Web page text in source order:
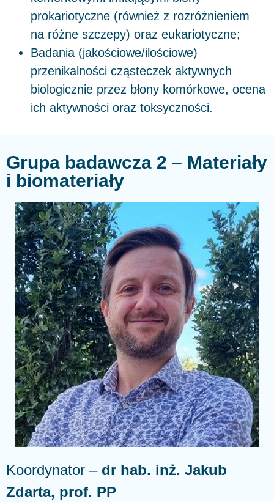
prokariotyczne (również z rozróżnieniem
na różne szczepy) oraz eukariotyczne;
Badania (jakościowe/ilościowe)
przenikalności cząsteczek aktywnych
biologicznie przez błony komórkowe, ocena
ich aktywności oraz toksyczności.
Grupa badawcza 2 – Materiały
i biomateriały
Koordynator – dr hab. inż. Jakub
Zdarta, prof. PP